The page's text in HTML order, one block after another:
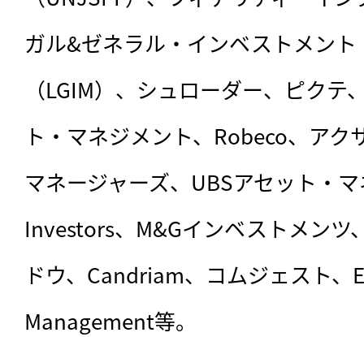
ガル&ゼネラル・インベストメン
（LGIM）、シュローダー、ピクテ
ト・マネジメント、Robeco、ア
マネージャーズ、UBSアセット・
Investors、M&Gインベストメンツ
ドウ、Candriam、コムジェスト、
Management等。